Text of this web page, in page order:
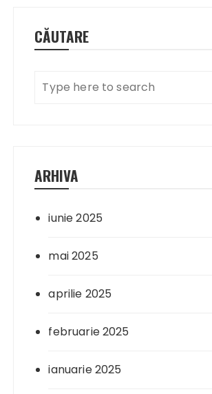
CĂUTARE
ARHIVA
iunie 2025
mai 2025
aprilie 2025
februarie 2025
ianuarie 2025